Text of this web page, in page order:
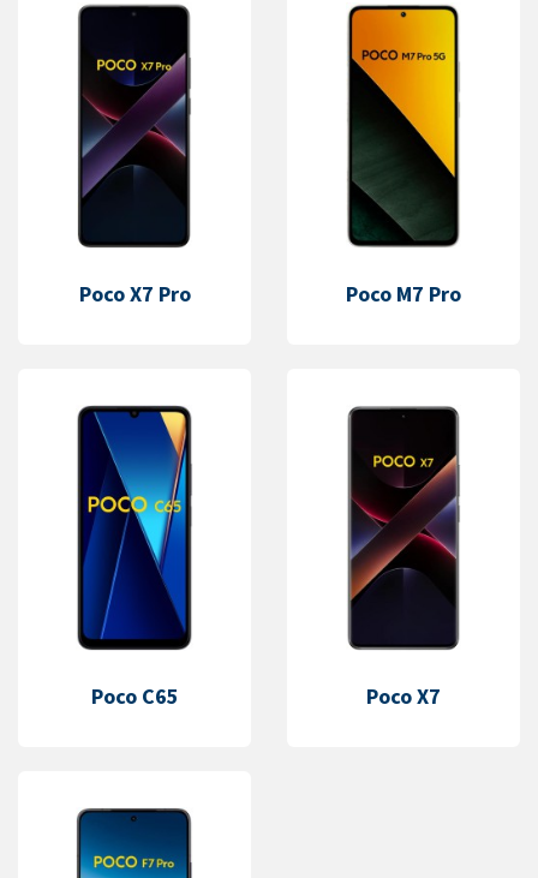
Poco X7 Pro Poco M7 Pro
Poco C65 Poco X7